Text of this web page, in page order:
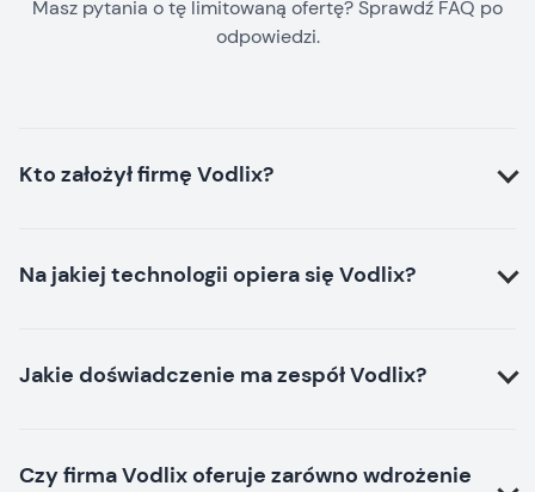
Masz pytania o tę limitowaną ofertę? Sprawdź FAQ po
odpowiedzi.
Kto założył firmę Vodlix?
Na jakiej technologii opiera się Vodlix?
Jakie doświadczenie ma zespół Vodlix?
Czy firma Vodlix oferuje zarówno wdrożenie